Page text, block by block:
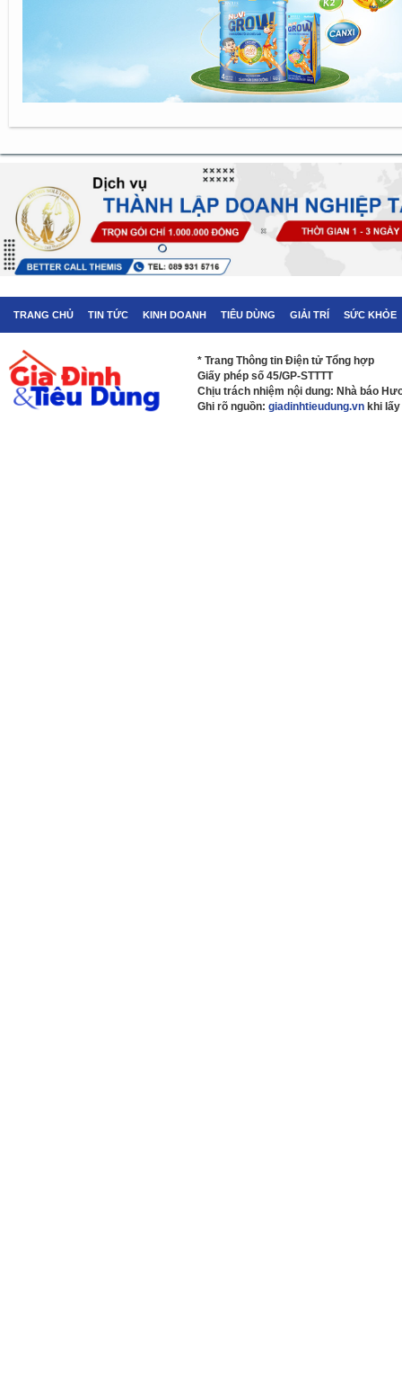
TRANG CHỦ TIN TỨC KINH DOANH TIÊU DÙNG GIẢI TRÍ SỨC KHỎE
* Trang Thông tin Điện tử Tổng hợp
Giấy phép số 45/GP-STTTT
Chịu trách nhiệm nội dung: Nhà báo
Ghi rõ nguồn: giadinhtieudung.vn khi